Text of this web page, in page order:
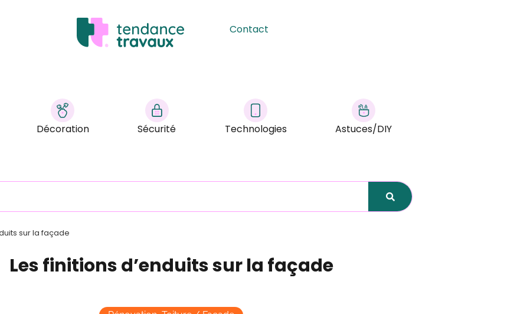
Contact
Décoration Sécurité Technologies Astuces/DIY
sur la façade
Les finitions d’enduits sur la façade